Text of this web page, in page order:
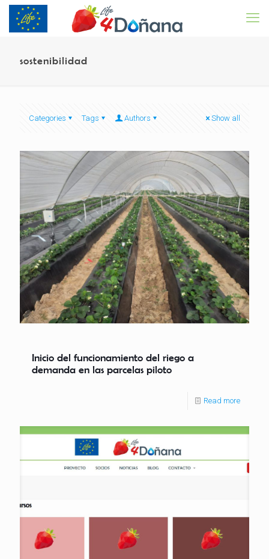
sostenibilidad
Categories Tags Authors Show all
Inicio del funcionamiento del riego a
demanda en las parcelas piloto
Read more